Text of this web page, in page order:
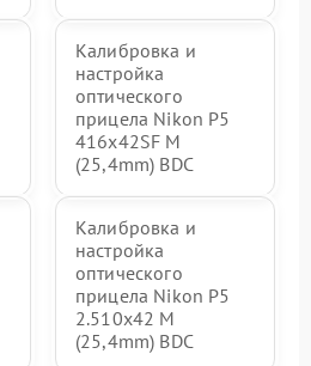
Калибровка и
настройка
оптического
прицела Nikon P5
416x42SF M
(25,4mm) BDC
Калибровка и
настройка
оптического
прицела Nikon P5
2.510x42 M
(25,4mm) BDC